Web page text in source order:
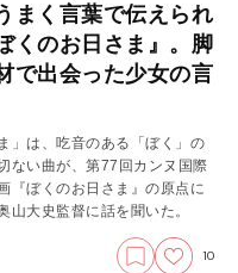
まく言葉で伝えられ
くのお日さま』。脚
で出会った少女の言
」は、吃音のある「ぼく」の
ない曲が、第77回カンヌ国際
『ぼくのお日さま』の原点に
大史監督に話を聞いた。
10